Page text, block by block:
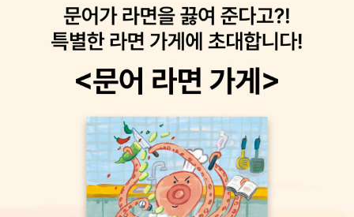
위암 판정을 받아 당장 수술비가 필요하다. 사쓰키는 중대한 선택의
기로에 놓인 한 여자의 이야기다. <반딧불 언덕>은 아유카와 데쓰야
상과 일본추리작가협회상 수상 작가인 기타모리 고라는 작가의 소설
이다. 처음듣는 일본작가인데 소소한 재미가 있는 작품인 것 같다. <
사계 하루코>는 <청춘의 문>으로 유명한 이츠키 히로유키의 작품이
다. <사계 나츠코>의 속편이라고. <마야모토 무사시> 10
권이 한꺼번에 나왔다. 무예 고수들과의 60여 차례 대결에서 단 한
번도 패하지 않았던 일본의 전설적인 무사 '미야모토 무사시'의 삶을
다룬 장편소설이며 그 유명한 요시카와 에이지가 쓴 작품이기도 하
다. 만화 <베가본드>의 원작이기도 하다. <왕 게임> 8권과 <만능감
아도 된다. 네이버에 영상까지 다 올라와 있으니) '문화의 안과 밖' 시
리즈로 간행되고 있는데, 이번엔 <과학적 사유와 인간 이해>, <인간
문명과 자연 세계>, <동서양의 문명과 한국>편이 나왔다. 샘터사에
서는 '아우름' 시리즈가 나오기 시작했다. 최재천 교수의 <손잡지 않
다>, 신동흔의 <왜 주인공은 모두 길을 떠날까?>가 나왔다. 이 시리
즈는 다음세대에 저자가 꼭 전해줄 지식들로 구성되어있다고.
정암학당 플라톤 전집 중 <소크라테스의 변명>이 나왔다. 개
정판은 아니고 새로운 책. 아리스토텔레스의 <관상학>도 길에 나왔